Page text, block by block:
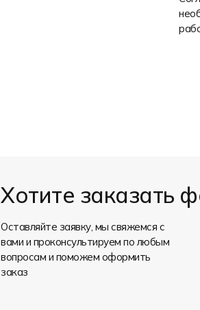
Хотите заказать
Оставляйте заявку, мы свяжемся с
вами и проконсультируем по любым
вопросам и поможем оформить
заказ